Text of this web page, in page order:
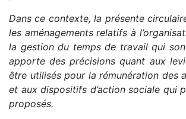
Dans ce contexte, la présente
les aménagements relatifs à
la gestion du temps de travail qui
apporte des précisions quant aux
être utilisés pour la rémunération des
et aux dispositifs d’action sociale qui
proposés.